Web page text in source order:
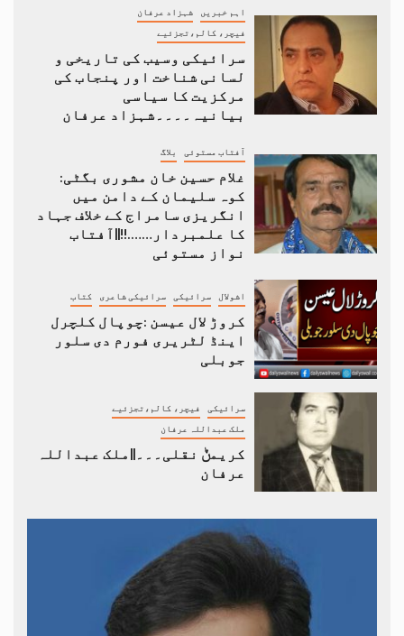
اہم خبریں شہزاد عرفان
فیچر، کالم،تجزئیے
سرائیکی وسیب کی تاریخی و
لسانی شناخت اور پنجاب کی
مرکزیت کا سیاسی
بیانیہ۔۔۔۔شہزاد عرفان
آفتاب مستوئی بلاگ
غلام حسین خان مشوری بگٹی:
کوہ سلیمان کے دامن میں
انگریزی سامراج کے خلاف جہاد
کا علمبردار…….!!||آفتاب
نواز مستوئی
اشولال سرائیکی سرائیکی شاعری کتاب
کروڑ لال عیسن :چوپال کلچرل
اینڈ لٹریری فورم دی سلور
جوبلی
سرائیکی فیچر، کالم،تجزئیے
ملک عبداللہ عرفان
کریمݨ نقلی۔۔۔||ملک عبداللہ
عرفان